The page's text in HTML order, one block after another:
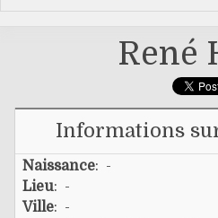
René
Informations
Naissance: -
Lieu: -
Ville: -